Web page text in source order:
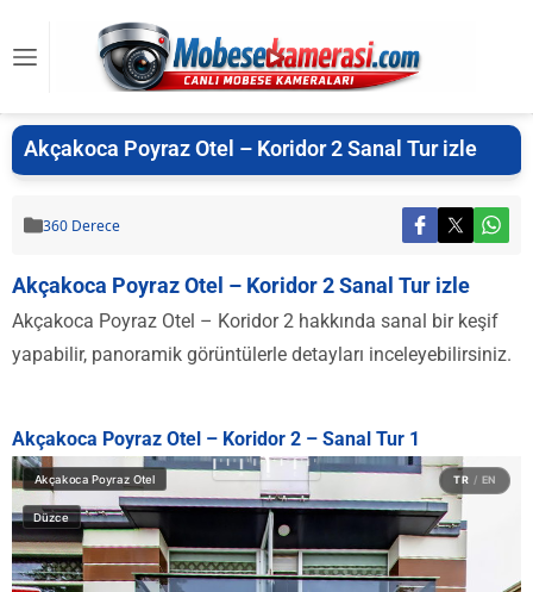
Akçakoca Poyraz Otel – Koridor 2 Sanal Tur izle
360 Derece
Akçakoca Poyraz Otel – Koridor 2 Sanal Tur izle
Akçakoca Poyraz Otel – Koridor 2 hakkında sanal bir keşif
yapabilir, panoramik görüntülerle detayları inceleyebilirsiniz.
Akçakoca Poyraz Otel – Koridor 2 – Sanal Tur 1